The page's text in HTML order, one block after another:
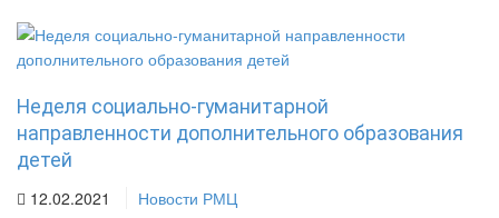
Неделя социально-гуманитарной
направленности дополнительного образования
детей
12.02.2021
Новости РМЦ